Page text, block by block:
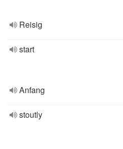
Reisig
start
Anfang
stoutly